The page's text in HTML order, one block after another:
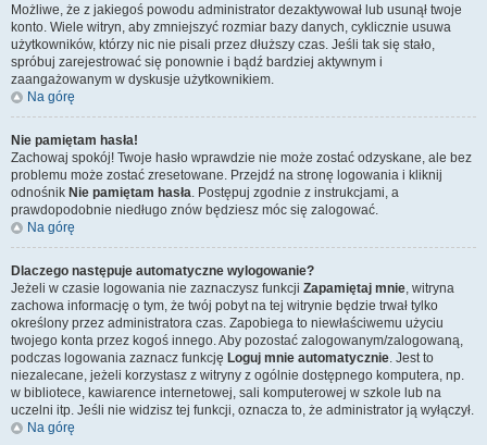
Możliwe, że z jakiegoś powodu administrator dezaktywował lub usunął twoje
konto. Wiele witryn, aby zmniejszyć rozmiar bazy danych, cyklicznie usuwa
użytkowników, którzy nic nie pisali przez dłuższy czas. Jeśli tak się stało,
spróbuj zarejestrować się ponownie i bądź bardziej aktywnym i
zaangażowanym w dyskusje użytkownikiem.
Na górę
Nie pamiętam hasła!
Zachowaj spokój! Twoje hasło wprawdzie nie może zostać odzyskane, ale bez
problemu może zostać zresetowane. Przejdź na stronę logowania i kliknij
odnośnik Nie pamiętam hasła. Postępuj zgodnie z instrukcjami, a
prawdopodobnie niedługo znów będziesz móc się zalogować.
Na górę
Dlaczego następuje automatyczne wylogowanie?
Jeżeli w czasie logowania nie zaznaczysz funkcji Zapamiętaj mnie, witryna
zachowa informację o tym, że twój pobyt na tej witrynie będzie trwał tylko
określony przez administratora czas. Zapobiega to niewłaściwemu użyciu
twojego konta przez kogoś innego. Aby pozostać zalogowanym/zalogowaną,
podczas logowania zaznacz funkcję Loguj mnie automatycznie. Jest to
niezalecane, jeżeli korzystasz z witryny z ogólnie dostępnego komputera, np.
w bibliotece, kawiarence internetowej, sali komputerowej w szkole lub na
uczelni itp. Jeśli nie widzisz tej funkcji, oznacza to, że administrator ją wyłączył.
Na górę